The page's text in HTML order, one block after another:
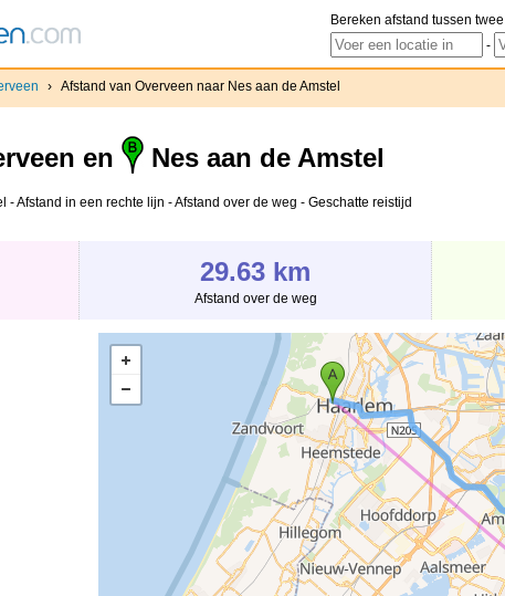
Bereken afstand tussen
-
› Afstand van Overveen naar Nes aan de Amstel
en Nes aan de Amstel
Afstand in een rechte lijn - Afstand over de weg - Geschatte reistijd
29.63 km
Afstand over de weg